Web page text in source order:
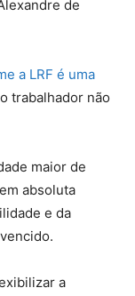
de
a LRF é uma
trabalhador não
maior de
absoluta
e da
a